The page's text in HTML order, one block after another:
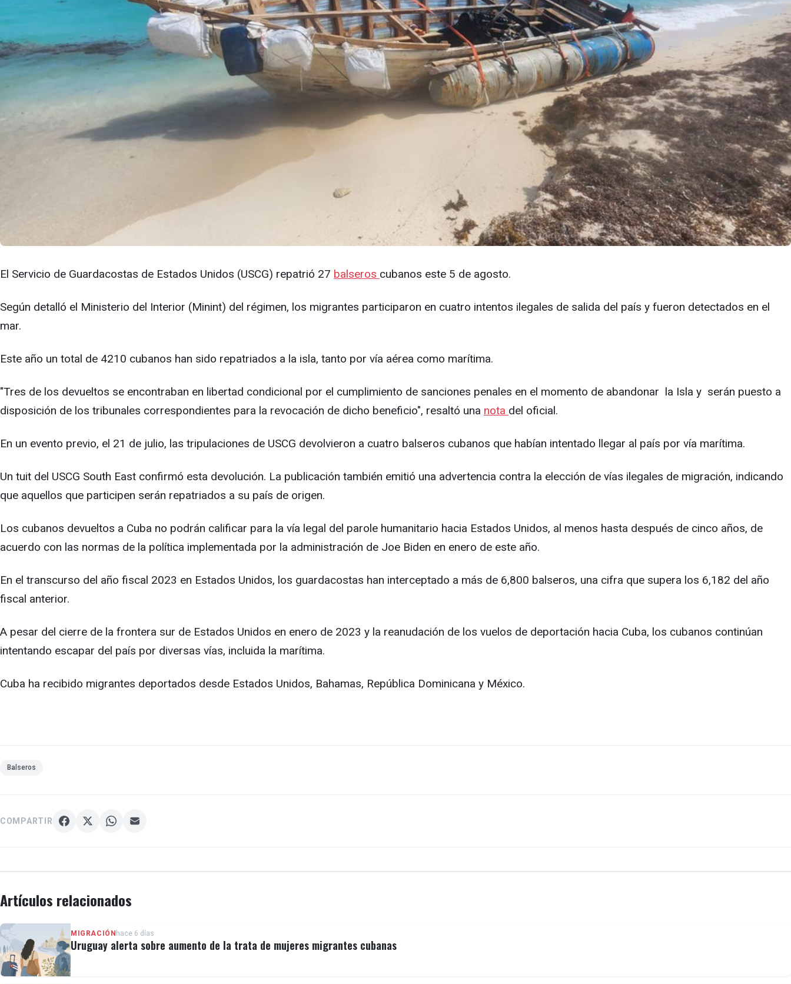
El Servicio de Guardacostas de Estados Unidos (USCG) repatrió 27 balseros cubanos este 5 de agosto.
Según detalló el Ministerio del Interior (Minint) del régimen, los migrantes participaron en cuatro intentos ilegales de salida del país y fueron detectados en el
mar.
Este año un total de 4210 cubanos han sido repatriados a la isla, tanto por vía aérea como marítima.
"Tres de los devueltos se encontraban en libertad condicional por el cumplimiento de sanciones penales en el momento de abandonar la Isla y serán puesto a
disposición de los tribunales correspondientes para la revocación de dicho beneficio", resaltó una nota del oficial.
En un evento previo, el 21 de julio, las tripulaciones de USCG devolvieron a cuatro balseros cubanos que habían intentado llegar al país por vía marítima.
Un tuit del USCG South East confirmó esta devolución. La publicación también emitió una advertencia contra la elección de vías ilegales de migración, indicando
que aquellos que participen serán repatriados a su país de origen.
Los cubanos devueltos a Cuba no podrán calificar para la vía legal del parole humanitario hacia Estados Unidos, al menos hasta después de cinco años, de
acuerdo con las normas de la política implementada por la administración de Joe Biden en enero de este año.
En el transcurso del año fiscal 2023 en Estados Unidos, los guardacostas han interceptado a más de 6,800 balseros, una cifra que supera los 6,182 del año
fiscal anterior.
A pesar del cierre de la frontera sur de Estados Unidos en enero de 2023 y la reanudación de los vuelos de deportación hacia Cuba, los cubanos continúan
intentando escapar del país por diversas vías, incluida la marítima.
Cuba ha recibido migrantes deportados desde Estados Unidos, Bahamas, República Dominicana y México.
Balseros
COMPARTIR
Artículos relacionados
MIGRACIÓN hace 6 días
Uruguay alerta sobre aumento de la trata de mujeres migrantes cubanas